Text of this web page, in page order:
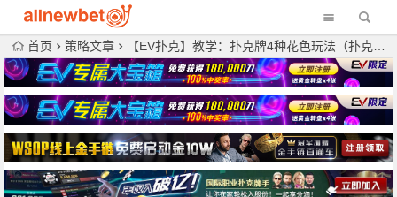
首页 策略文章 【EV扑克】教学：扑克牌4种花色玩法（扑克牌4种花色玩法图片）